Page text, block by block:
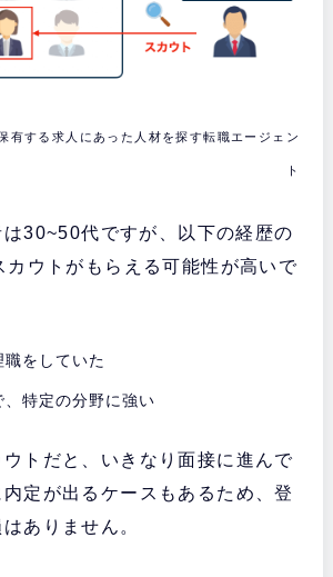
有する求人にあった人材を探す転職エージェン
ト
は30~50代ですが、以下の経歴の
カウトがもらえる可能性が高いで
をしていた
特定の分野に強い
トだと、いきなり面接に進んで
定が出るケースもあるため、登
ありません。